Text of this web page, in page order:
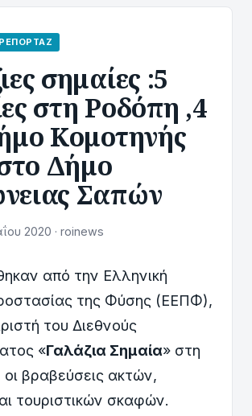
ΡΕΠΟΡΤΆΖ
σημαίες :5
στη Ροδόπη ,4
Κομοτηνής
Δήμο
Σαπών
2020 · roinews
από την Ελληνική
της Φύσης (ΕΕΠΦ),
του Διεθνούς
«Γαλάζια Σημαία» στη
βραβεύσεις ακτών,
τουριστικών σκαφών.